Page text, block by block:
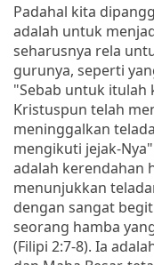
Padahal kita
adalah untuk
seharusnya rela
gurunya, seperti
"Sebab untuk itulah
Kristuspun telah
meninggalkan
mengikuti jejak-
adalah kerendahan
menunjukkan
dengan sangat
seorang hamba
(Filipi 2:7-8). Ia